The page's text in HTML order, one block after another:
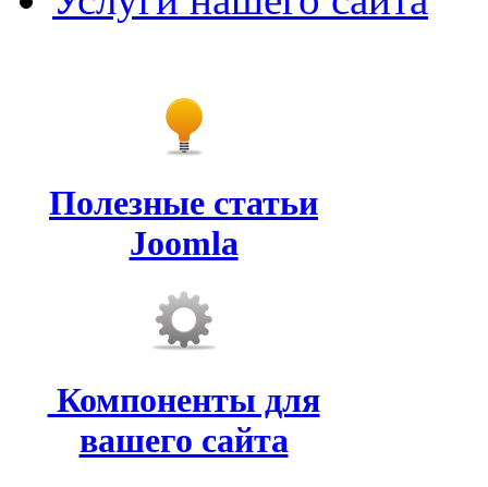
Полезные статьи
Joomla
Компоненты для
вашего сайта